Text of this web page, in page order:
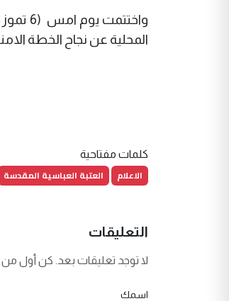
المحلية عن نجاح الخطة
كلمات مفتاحية
الاعلام العتبة العباسية المقدسة
التعليقات
لا توجد تعليقات بعد. كن أول
اسمك